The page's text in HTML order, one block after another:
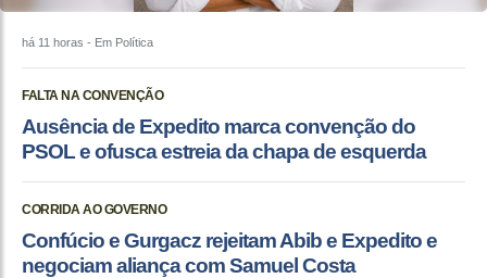
há 11 horas - Em Política
FALTA NA CONVENÇÃO
Ausência de Expedito marca convenção do
PSOL e ofusca estreia da chapa de esquerda
CORRIDA AO GOVERNO
Confúcio e Gurgacz rejeitam Abib e Expedito e
negociam aliança com Samuel Costa